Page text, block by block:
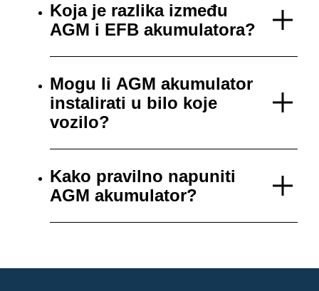
Koja je razlika između
AGM i EFB akumulatora?
Mogu li AGM akumulator
instalirati u bilo koje
vozilo?
Kako pravilno napuniti
AGM akumulator?